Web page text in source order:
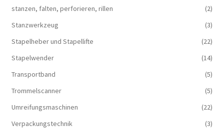
stanzen, falten, perforieren, rillen
(2)
Stanzwerkzeug
(3)
Stapelheber und Stapellifte
(22)
Stapelwender
(14)
Transportband
(5)
Trommelscanner
(5)
Umreifungsmaschinen
(22)
Verpackungstechnik
(3)